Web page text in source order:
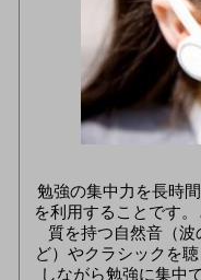
勉強の集中力を長時
を利用することです
質を持つ自然音（
ど）やクラシックを
しながら勉強に集中